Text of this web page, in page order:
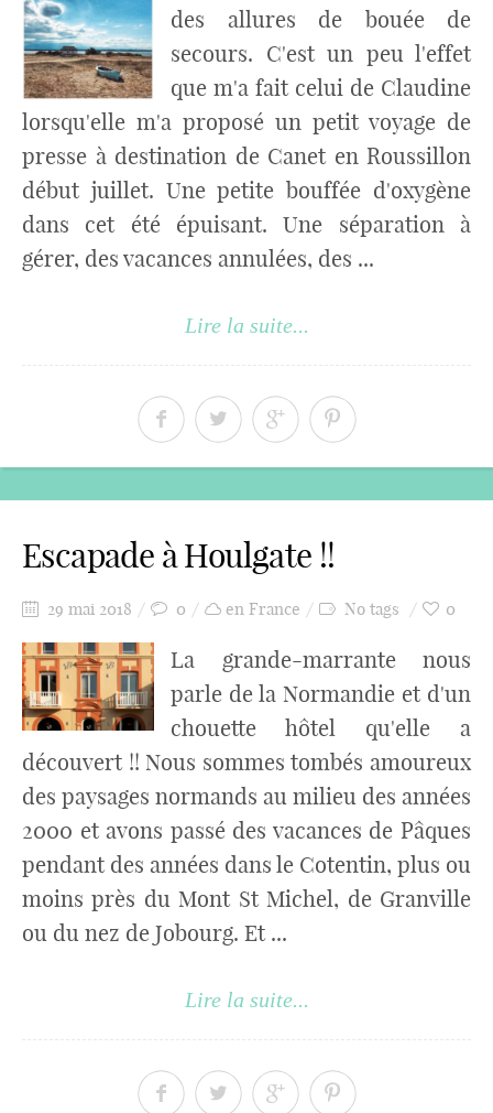
des allures de bouée de
secours. C'est un peu l'effet
que m'a fait celui de Claudine
lorsqu'elle m'a proposé un petit voyage de
presse à destination de Canet en Roussillon
début juillet. Une petite bouffée d'oxygène
dans cet été épuisant. Une séparation à
gérer, des vacances annulées, des ...
Lire la suite...
Escapade à Houlgate !!
29 mai 2018 0 en France No tags 0
La grande-marrante nous
parle de la Normandie et d'un
chouette hôtel qu'elle a
découvert !! Nous sommes tombés amoureux
des paysages normands au milieu des années
2000 et avons passé des vacances de Pâques
pendant des années dans le Cotentin, plus ou
moins près du Mont St Michel, de Granville
ou du nez de Jobourg. Et ...
Lire la suite...